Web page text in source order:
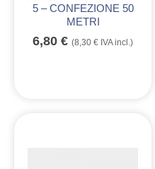
5 – CONFEZIONE 50
METRI
6,80 € (8,30 € IVA incl.)